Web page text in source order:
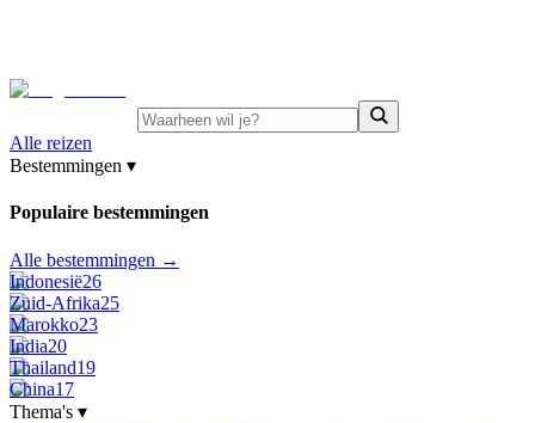
Alle reizen
Bestemmingen ▾
Populaire bestemmingen
Alle bestemmingen →
Indonesië26
Zuid-Afrika25
Marokko23
India20
Thailand19
China17
Thema's ▾